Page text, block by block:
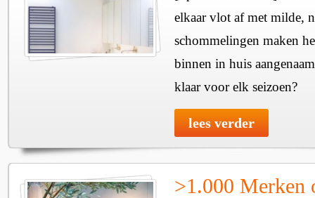
elkaar vlot af met milde,
schommelingen maken
binnen in huis
klaar voor elk seizoen?
lees verder
>1.000 Merken